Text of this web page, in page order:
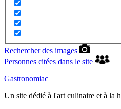
Rechercher des images
Personnes citées dans le site
Gastronomiac
Un site dédié à l'art culinaire et à la